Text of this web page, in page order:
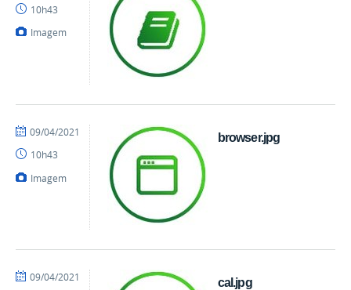
10h43
Imagem
browser.jpg
por
publicado
09/04/2021
10h43
Imagem
cal.jpg
por
publicado
09/04/2021